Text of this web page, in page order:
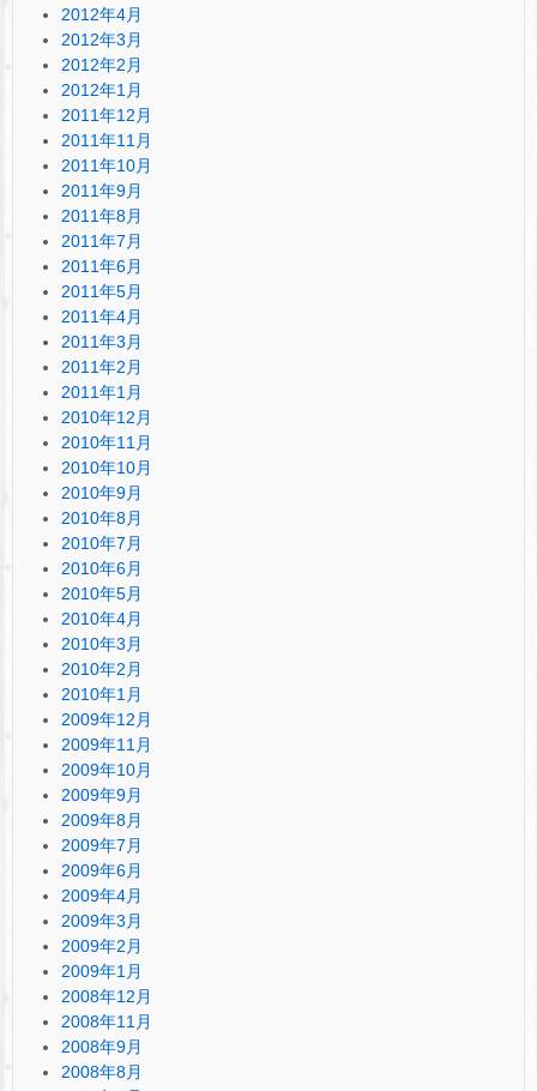
2012年4月
2012年3月
2012年2月
2012年1月
2011年12月
2011年11月
2011年10月
2011年9月
2011年8月
2011年7月
2011年6月
2011年5月
2011年4月
2011年3月
2011年2月
2011年1月
2010年12月
2010年11月
2010年10月
2010年9月
2010年8月
2010年7月
2010年6月
2010年5月
2010年4月
2010年3月
2010年2月
2010年1月
2009年12月
2009年11月
2009年10月
2009年9月
2009年8月
2009年7月
2009年6月
2009年4月
2009年3月
2009年2月
2009年1月
2008年12月
2008年11月
2008年9月
2008年8月